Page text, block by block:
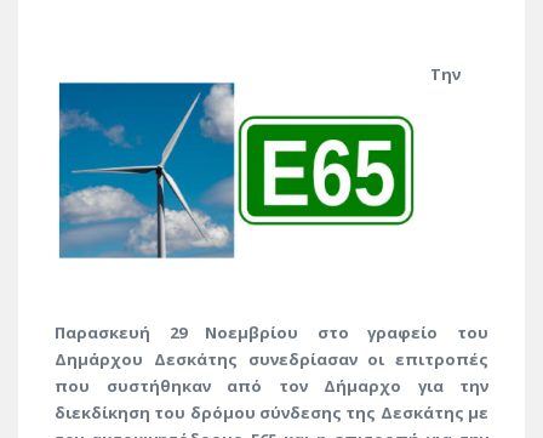
Την
Παρασκευή 29 Νοεμβρίου στο γραφείο του
Δημάρχου Δεσκάτης συνεδρίασαν οι επιτροπές
που συστήθηκαν από τον Δήμαρχο για την
διεκδίκηση του δρόμου σύνδεσης της Δεσκάτης με